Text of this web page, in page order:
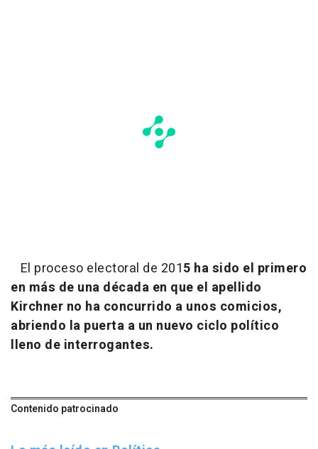
El proceso electoral de 2015 ha sido el primero
en más de una década en que el apellido
Kirchner no ha concurrido a unos comicios,
abriendo la puerta a un nuevo ciclo político
lleno de interrogantes.
Contenido patrocinado